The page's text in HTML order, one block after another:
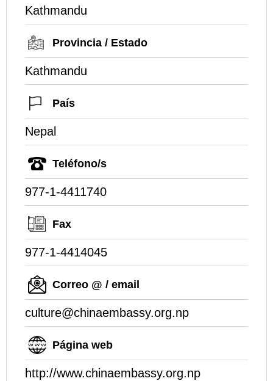
Kathmandu
Provincia / Estado
Kathmandu
País
Nepal
Teléfono/s
977-1-4411740
Fax
977-1-4414045
Correo @ / email
culture@chinaembassy.org.np
Página web
http://www.chinaembassy.org.np